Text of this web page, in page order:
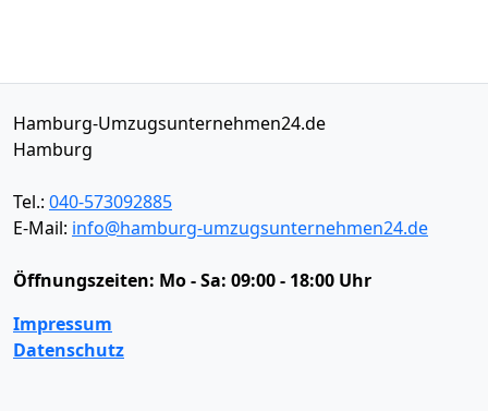
Hamburg-Umzugsunternehmen24.de
Hamburg
Tel.: 040-573092885
E-Mail: info@hamburg-umzugsunternehmen24.de
Öffnungszeiten: Mo - Sa: 09:00 - 18:00 Uhr
Impressum
Datenschutz